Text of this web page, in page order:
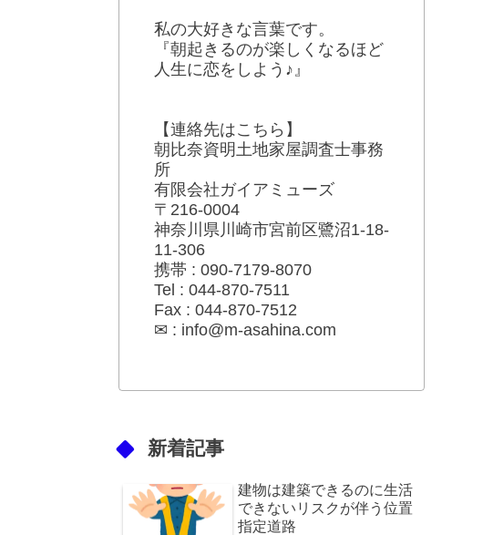
私の大好きな言葉です。
『朝起きるのが楽しくなるほど
人生に恋をしよう♪』
【連絡先はこちら】
朝比奈資明土地家屋調査士事務
所
有限会社ガイアミューズ
〒216-0004
神奈川県川崎市宮前区鷺沼1-18-
11-306
携帯 : 090-7179-8070
Tel : 044-870-7511
Fax : 044-870-7512
✉ : info@m-asahina.com
新着記事
建物は建築できるのに生活
できないリスクが伴う位置
指定道路